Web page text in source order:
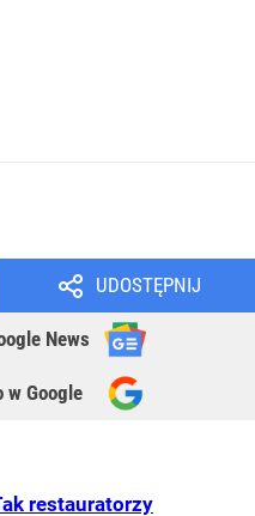
UDOSTĘPNIJ
News
w Google
restauratorzy